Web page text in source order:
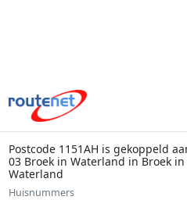
Postcode 1151AH is gekoppeld
03 Broek in Waterland in Broek
Waterland
Huisnummers